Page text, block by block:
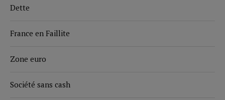
Dette
France en Faillite
Zone euro
Société sans cash